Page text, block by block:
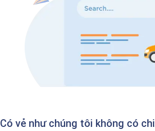
Có vẻ như chúng tôi không có